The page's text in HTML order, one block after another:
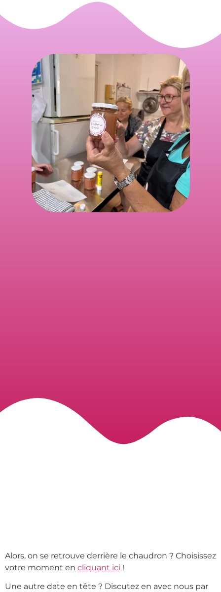
Alors, on se retrouve derrière le chaudron ? Choisissez
votre moment en cliquant ici !
Une autre date en tête ? Discutez en avec nous par